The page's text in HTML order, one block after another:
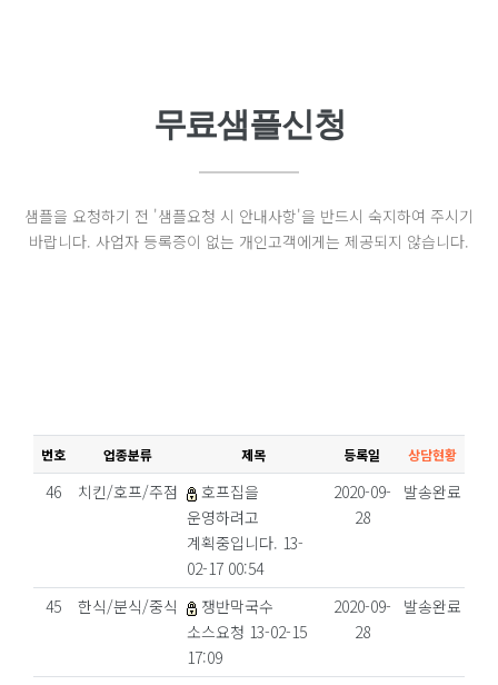
무료샘플신청
샘플을 요청하기 전 '샘플요청 시 안내사항'을 반드시 숙지하여 주시기
바랍니다. 사업자 등록증이 없는 개인고객에게는 제공되지 않습니다.
번호 업종분류 제목 등록일 상담현황
46 치킨/호프/주점
호프집을
운영하려고
계획중입니다. 13-
02-17 00:54
2020-09-
28
발송완료
45 한식/분식/중식
쟁반막국수
소스요청 13-02-15
17:09
2020-09-
28
발송완료